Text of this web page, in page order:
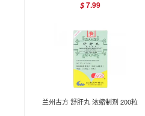
$7.99
兰州古方 舒肝丸 浓缩制剂 200粒